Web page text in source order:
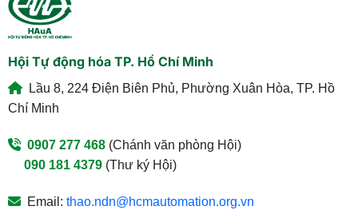
Hội Tự động hóa TP. Hồ Chí Minh
Lầu 8, 224 Điện Biên Phủ, Phường Xuân Hòa, TP. Hồ
Chí Minh
0907 277 468 (Chánh văn phòng Hội)
090 181 4379(Thư ký Hội)
Email: thao.ndn@hcmautomation.org.vn